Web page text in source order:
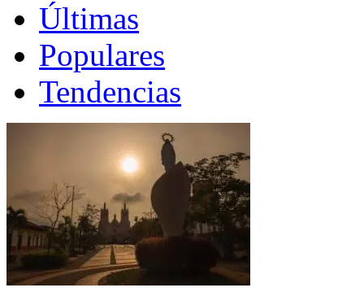
Últimas
Populares
Tendencias